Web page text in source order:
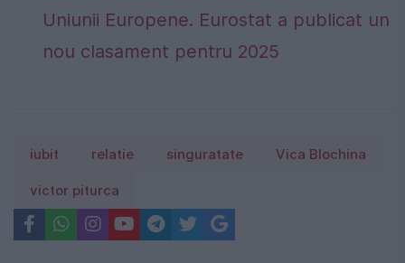
Uniunii Europene. Eurostat a publicat un
nou clasament pentru 2025
iubit relatie singuratate Vica Blochina
victor piturca